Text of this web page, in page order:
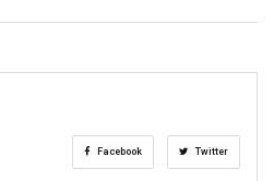
Facebook Twitter